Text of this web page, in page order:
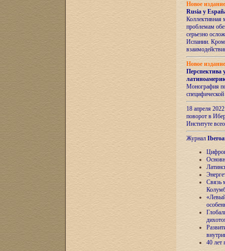
Новое
Rusia y
Коллективная
проблемам
серьезно
Испании.
Новое
Перспектива
Монография
18 апреля
поворот в
Институте
Журнал
Связь
40 лет